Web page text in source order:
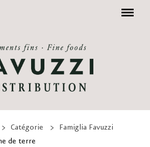
Menu
Catégorie
Famiglia Favuzzi
de terre